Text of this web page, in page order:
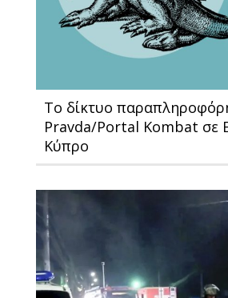
Το δίκτυο
Pravda/Portal Kombat σε
Κύπρο